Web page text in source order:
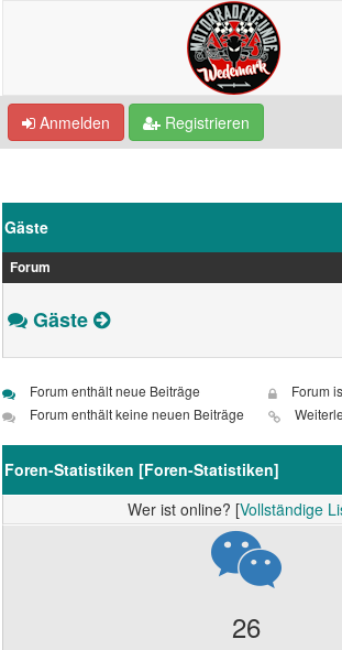
Anmelden Registrieren
Gäste
Forum
Gäste
Forum enthält neue Beiträge
Forum enthält keine neuen Beiträge
Forum
Foren-Statistiken [Foren-Statistiken]
Wer ist online? [Vollständige
26